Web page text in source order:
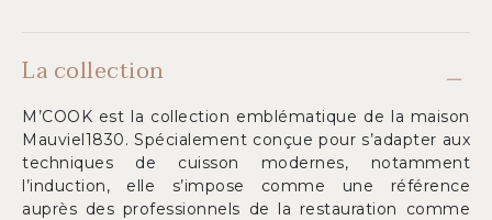
La collection
M’COOK est la collection emblématique de la maison
Mauviel1830. Spécialement conçue pour s’adapter aux
techniques de cuisson modernes, notamment
l’induction, elle s’impose comme une référence
auprès des professionnels de la restauration comme